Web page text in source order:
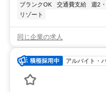
ブランクOK
交通費支給 週2
リゾート
同じ企業の求人
アルバイト・